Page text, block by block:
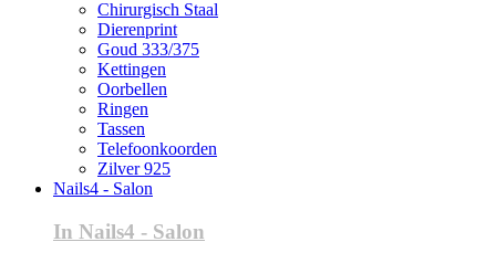
Chirurgisch Staal
Dierenprint
Goud 333/375
Kettingen
Oorbellen
Ringen
Tassen
Telefoonkoorden
Zilver 925
Nails4 - Salon
In Nails4 - Salon